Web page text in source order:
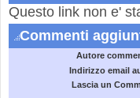
Questo link non e'
Commenti
Autore
Indirizzo email
Lascia un